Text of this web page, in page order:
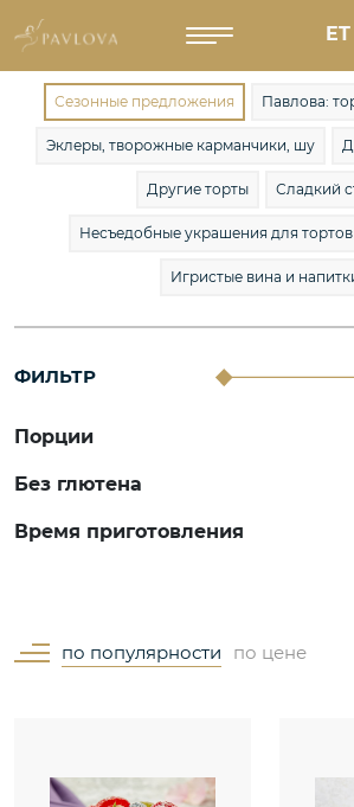
ET
Сезонные предложения Павлова:
Эклеры, творожные карманчики, шу
Другие торты Сладкий
Несъедобные украшения для
Игристые вина и
ФИЛЬТР
Порции
Без глютена
Время приготовления
по популярности по цене